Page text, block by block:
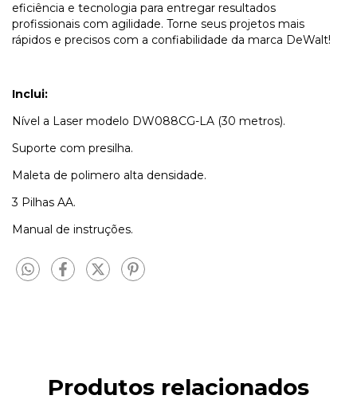
eficiência e tecnologia para entregar resultados
profissionais com agilidade. Torne seus projetos mais
rápidos e precisos com a confiabilidade da marca DeWalt!
Inclui:
Nível a Laser modelo DW088CG-LA (30 metros).
Suporte com presilha.
Maleta de polimero alta densidade.
3 Pilhas AA.
Manual de instruções.
Produtos relacionados